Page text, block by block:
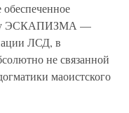
ЭСКАПИЗМА —
ЛСД, в
не связанной
маоистского